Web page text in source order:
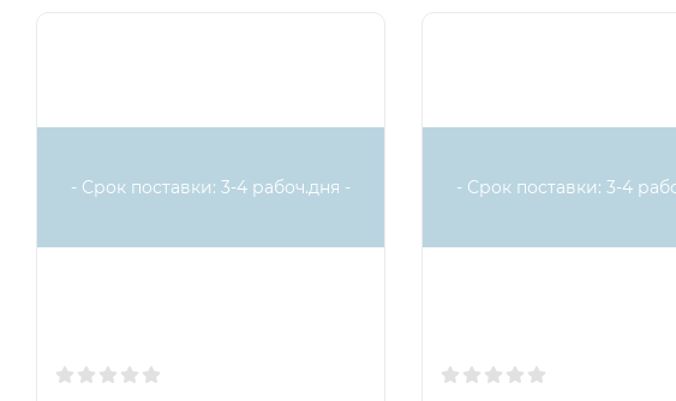
- Срок поставки: 3-4 рабоч.дня - - Срок поставки: 3-4